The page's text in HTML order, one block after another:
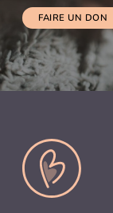
FAIRE UN DON